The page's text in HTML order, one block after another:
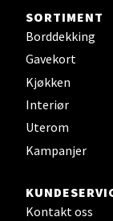
SORTIMENT
Borddekking
Gavekort
Kjøkken
Interiør
Uterom
Kampanjer
Kontakt oss
Oslo -
Åpent i dag